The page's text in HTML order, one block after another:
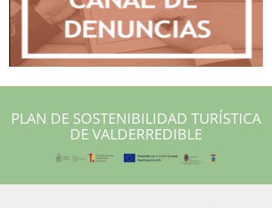
PLAN DE SOSTENIBILIDAD TURÍSTICA
DE VALDERREDIBLE